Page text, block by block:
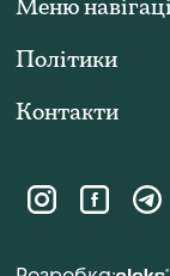
Політики
Контакти